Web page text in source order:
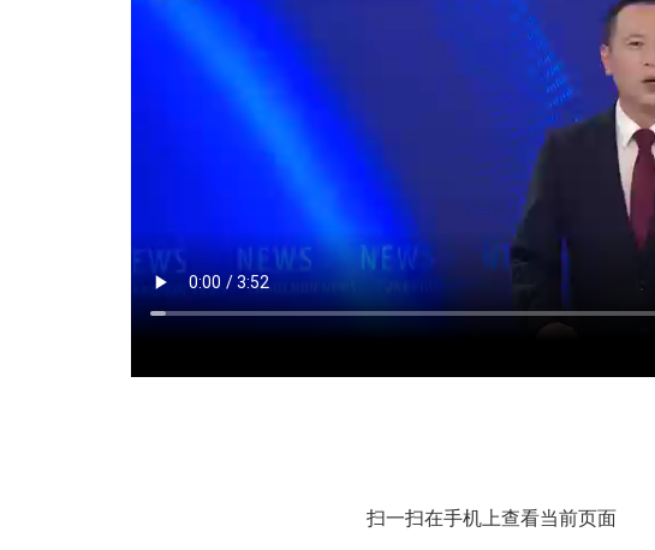
扫一扫在手机上查看当前页面